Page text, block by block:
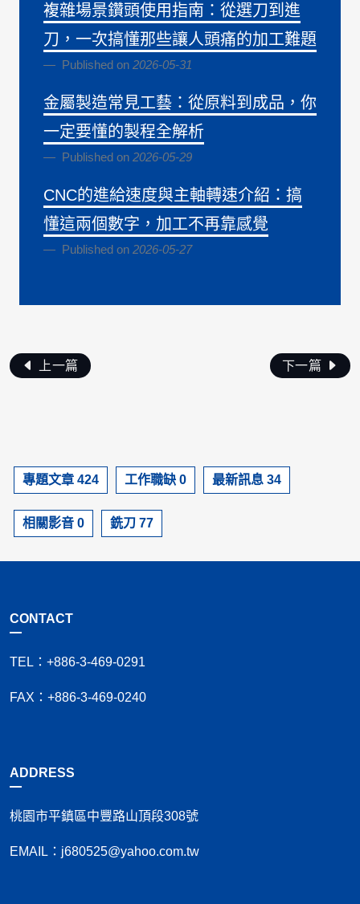
複雜場景鑽頭使用指南：從選刀到進
刀，一次搞懂那些讓人頭痛的加工難題
Published on 2026-05-31
金屬製造常見工藝：從原料到成品，你
一定要懂的製程全解析
Published on 2026-05-29
CNC的進給速度與主軸轉速介紹：搞
懂這兩個數字，加工不再靠感覺
Published on 2026-05-27
上一篇 下一篇
專題文章 424 工作職缺 0 最新訊息 34
相關影音 0 銑刀 77
CONTACT
TEL：+886-3-469-0291
FAX：+886-3-469-0240
ADDRESS
桃園市平鎮區中豐路山頂段308號
EMAIL：j680525@yahoo.com.tw